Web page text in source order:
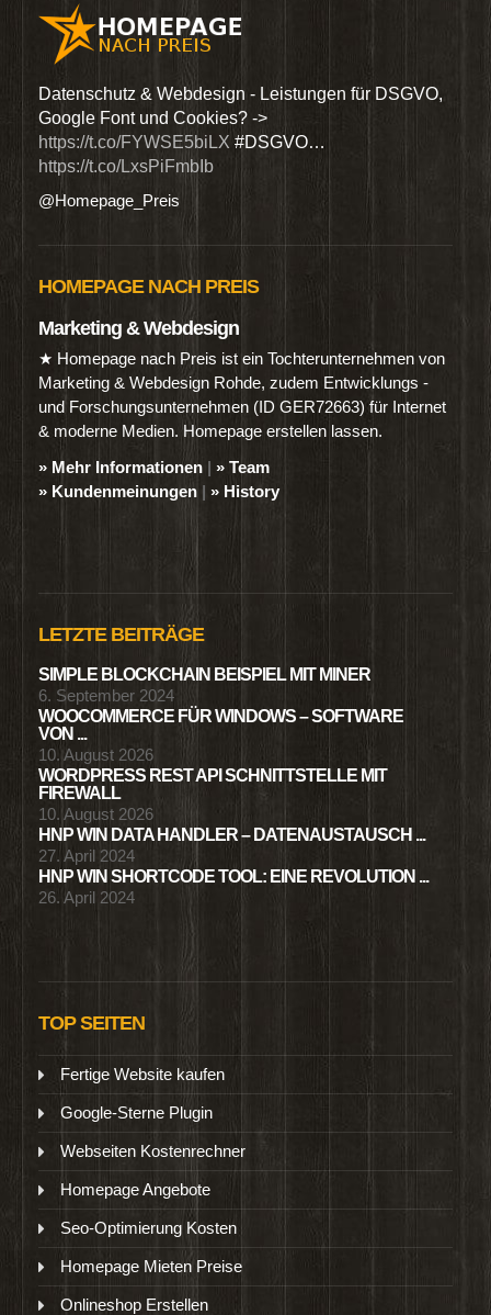
Datenschutz & Webdesign - Leistungen für DSGVO,
Google Font und Cookies? ->
https://t.co/FYWSE5biLX #DSGVO…
https://t.co/LxsPiFmbIb
@Homepage_Preis
HOMEPAGE NACH PREIS
Marketing & Webdesign
★ Homepage nach Preis ist ein Tochterunternehmen von
Marketing & Webdesign Rohde, zudem Entwicklungs -
und Forschungsunternehmen (ID GER72663) für Internet
& moderne Medien. Homepage erstellen lassen.
» Mehr Informationen | » Team
» Kundenmeinungen | » History
LETZTE BEITRÄGE
SIMPLE BLOCKCHAIN BEISPIEL MIT MINER
6. September 2024
WOOCOMMERCE FÜR WINDOWS – SOFTWARE
VON ...
10. August 2026
WORDPRESS REST API SCHNITTSTELLE MIT
FIREWALL
10. August 2026
HNP WIN DATA HANDLER – DATENAUSTAUSCH ...
27. April 2024
HNP WIN SHORTCODE TOOL: EINE REVOLUTION ...
26. April 2024
TOP SEITEN
Fertige Website kaufen
Google-Sterne Plugin
Webseiten Kostenrechner
Homepage Angebote
Seo-Optimierung Kosten
Homepage Mieten Preise
Onlineshop Erstellen